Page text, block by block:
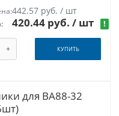
442.57 руб. / шт
420.44 руб./ шт !
+ КУПИТЬ
для ВА88-32